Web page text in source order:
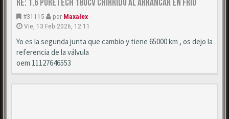
Re: 1.6 puretech 180cv chirrido al arrancar en frío
#31115 por Maxalex
Vie, 13 Feb 2026, 12:11
Yo es la segunda junta que cambio y tiene 65000 km , os dejo la
referencia de la válvula
oem 11127646553